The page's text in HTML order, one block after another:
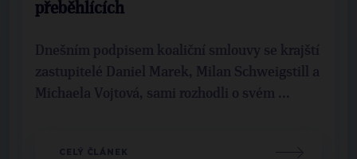
přeběhlících
Dnešním podpisem koaliční smlouvy se krajští
zastupitelé Daniel Marek, Milan Schweigstill a
Michaela Vojtová, sami rozhodli o svém ...
CELÝ ČLÁNEK